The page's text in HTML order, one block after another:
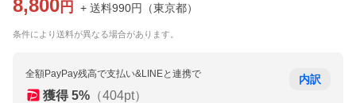
8,800 円 + 送料990円 （東京都）
条件により送料が異なる場合があります。
全額PayPay残高で支払い&LINEと連携で
獲得 5% （404pt）
内訳